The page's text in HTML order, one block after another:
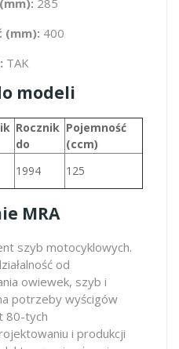
(mm): 400
TAK
modeli
Rocznik
do
Pojemność
(ccm)
1994 125
MRA
szyb motocyklowych.
od
owiewek, szyb i
potrzeby wyścigów
80-tych
i produkcji